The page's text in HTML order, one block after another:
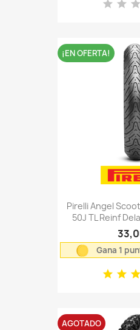
Pirelli Angel
50J TL Reinf
Gana 1
¡EN OFERTA!
AGOTADO